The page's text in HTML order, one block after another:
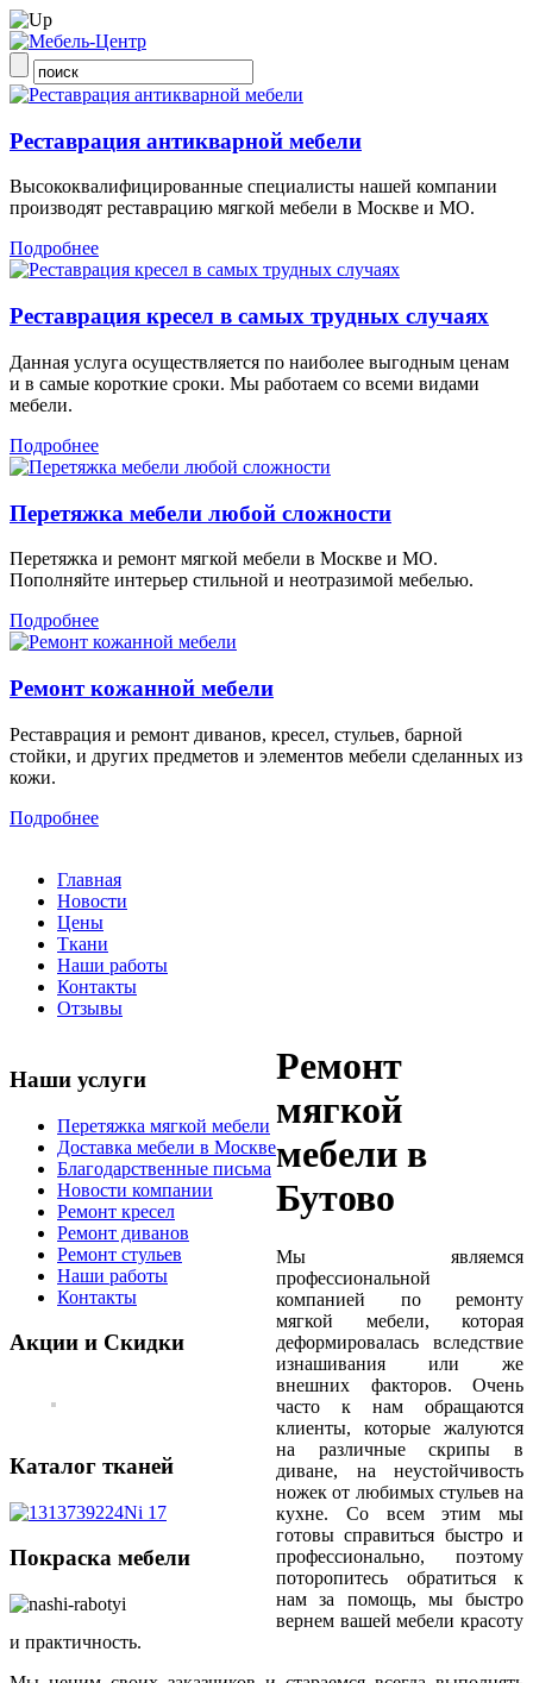
Реставрация антикварной мебели
Высококвалифицированные специалисты нашей компании
производят реставрацию мягкой мебели в Москве и МО.
Подробнее
Реставрация кресел в самых трудных случаях
Данная услуга осуществляется по наиболее выгодным ценам
и в самые короткие сроки. Мы работаем со всеми видами
мебели.
Подробнее
Перетяжка мебели любой сложности
Перетяжка и ремонт мягкой мебели в Москве и МО.
Пополняйте интерьер стильной и неотразимой мебелью.
Подробнее
Ремонт кожанной мебели
Реставрация и ремонт диванов, кресел, стульев, барной
стойки, и других предметов и элементов мебели сделанных из
кожи.
Подробнее
Главная
Новости
Цены
Ткани
Наши работы
Контакты
Отзывы
Наши услуги
Перетяжка мягкой мебели
Доставка мебели в Москве
Благодарственные письма
Новости компании
Ремонт кресел
Ремонт диванов
Ремонт стульев
Наши работы
Контакты
Акции и Скидки
Каталог тканей
Покраска мебели
Ремонт
мягкой
мебели в
Бутово
Мы являемся
профессиональной
компанией по ремонту
мягкой мебели, которая
деформировалась вследствие
изнашивания или же
внешних факторов. Очень
часто к нам обращаются
клиенты, которые жалуются
на различные скрипы в
диване, на неустойчивость
ножек от любимых стульев на
кухне. Со всем этим мы
готовы справиться быстро и
профессионально, поэтому
поторопитесь обратиться к
нам за помощь, мы быстро
вернем вашей мебели красоту
и практичность.